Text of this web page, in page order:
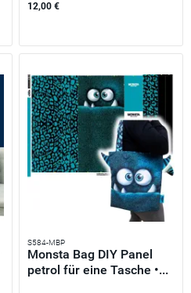
12,00 €
S584-MBP
Monsta Bag DIY Panel
petrol für eine Tasche •...